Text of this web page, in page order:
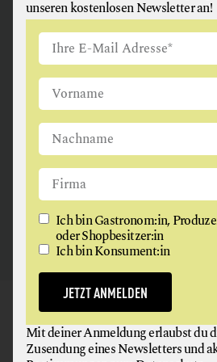
ANGUS & ARTHUR
FLEISCH + FLEISCHERZEUGNISSE
2326 Maria Lanzendorf
GAUMEN HOCH
NEWSLETTER
unseren kostenlosen Newsletter an!
Ich bin Gastronom:in,
oder Shopbesitzer:in
Ich bin Konsument:in
JETZT ANMELDEN
Mit deiner Anmeldung erlaubst du
Zusendung eines Newsletters und